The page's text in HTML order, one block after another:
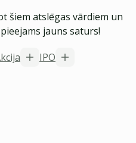
šiem atslēgas vārdiem un
jauns saturs!
IPO